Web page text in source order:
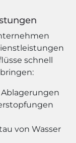
schnell
von Wasser